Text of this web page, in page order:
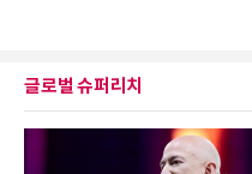
글로벌 슈퍼리치